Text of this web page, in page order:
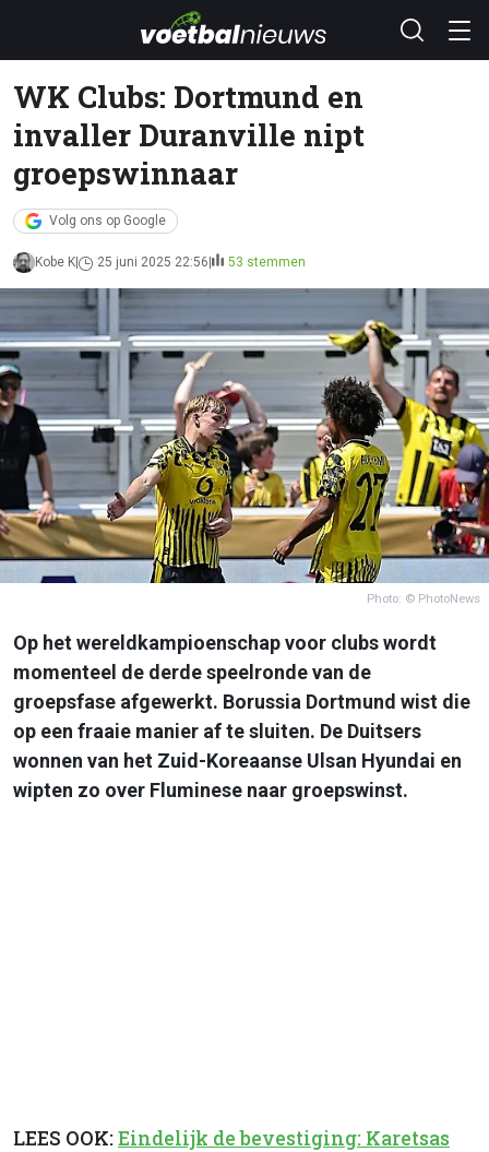
WK Clubs: Dortmund en
invaller Duranville nipt
groepswinnaar
Volg ons op Google
Kobe K 25 juni 2025 22:56 53 stemmen
Photo: © PhotoNews
Op het wereldkampioenschap voor clubs wordt
momenteel de derde speelronde van de
groepsfase afgewerkt. Borussia Dortmund wist die
op een fraaie manier af te sluiten. De Duitsers
wonnen van het Zuid-Koreaanse Ulsan Hyundai en
wipten zo over Fluminese naar groepswinst.
LEES OOK:Eindelijk de bevestiging: Karetsas